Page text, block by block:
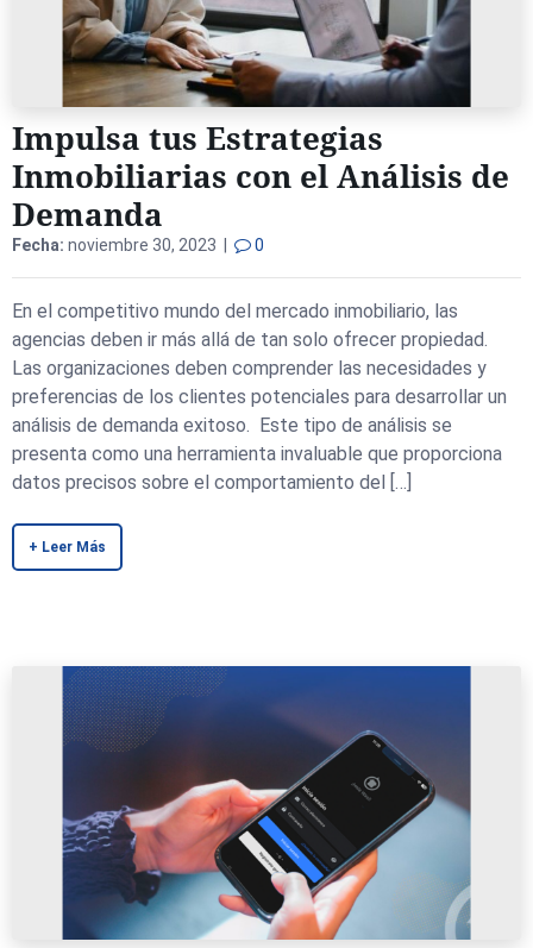
Impulsa tus Estrategias
Inmobiliarias con el Análisis de
Demanda
Fecha: noviembre 30, 2023 | 0
En el competitivo mundo del mercado inmobiliario, las
agencias deben ir más allá de tan solo ofrecer propiedad.
Las organizaciones deben comprender las necesidades y
preferencias de los clientes potenciales para desarrollar un
análisis de demanda exitoso. Este tipo de análisis se
presenta como una herramienta invaluable que proporciona
datos precisos sobre el comportamiento del […]
+ Leer Más